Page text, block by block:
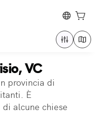
VC
provincia di
È
alcune chiese